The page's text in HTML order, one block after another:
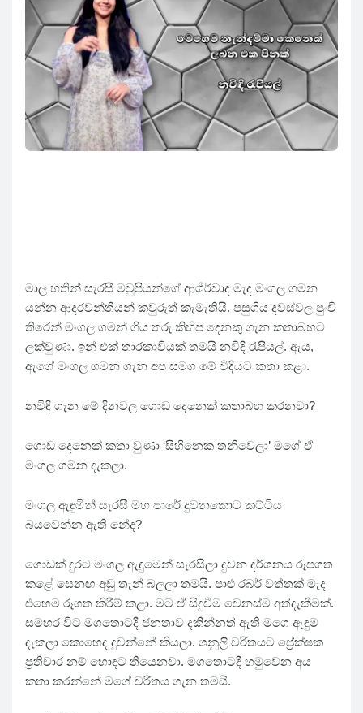
මාල හතින් සැරසී මවුපියන්ගේ ආශීර්වාද මැද මංගල ගමන
යන්න ආදරවන්තියන් කවුරුත් කැමැතියි. පසුගිය දවස්වල පුංචි
තිරෙන් මංගල ගමන් ගිය තරු කිහිප දෙනකු ගැන කතාබහට
ලක්වුණා. ඉන් එක් තාරකාවියක් තමයි නවිඳි රැපියල්. ඇය,
ඇගේ මංගල ගමන ගැන අප සමග මේ විදියට කතා කළා.
නවිඳි ගැන මේ දිනවල ගොඩ දෙනෙක් කතාබහ කරනවා?
ගොඩ දෙනෙක් කතා වුණා ‘සිහිනෙක තනිවෙලා’ මගේ ඒ
මංගල ගමන දැකලා.
මංගල ඇඳුමින් සැරසී මහ පාරේ දුවනකොට කට්ටිය
බයවෙන්න ඇති නේද?
ගොඩක් දුරට මංගල ඇඳුමෙන් සැරසිලා දුවන දර්ශනය රූපගත
කළේ සෙනඟ අඩු තැන් බලලා තමයි. පාළු රබර් වත්තක් මැද
එහෙම රූගත කිරීම් කළා. මට ඒ සිදුවීම වෙනස්ම අත්දැකීමක්.
සමහර විට මගතොටදී ජනතාව දකින්නත් ඇති මගෙ ඇඳුම
දැකලා කොහෙද දුවන්නේ කියලා. ශනුලි චරිතයට ප්‍රේක්ෂක
ප්‍රතිචාර නම් හොඳට තියෙනවා. මගතොටදී හමුවෙන අය
කතා කරන්නේ මගේ චරිතය ගැන තමයි.